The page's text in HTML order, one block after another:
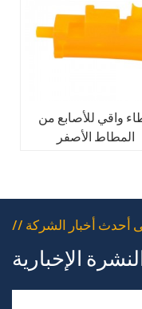
واقي للأصابع من
المطاط الأصفر
أحدث أخبار الشركة
الإخبارية